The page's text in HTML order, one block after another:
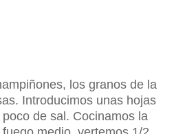
los granos de la
Introducimos unas hojas
de sal. Cocinamos la